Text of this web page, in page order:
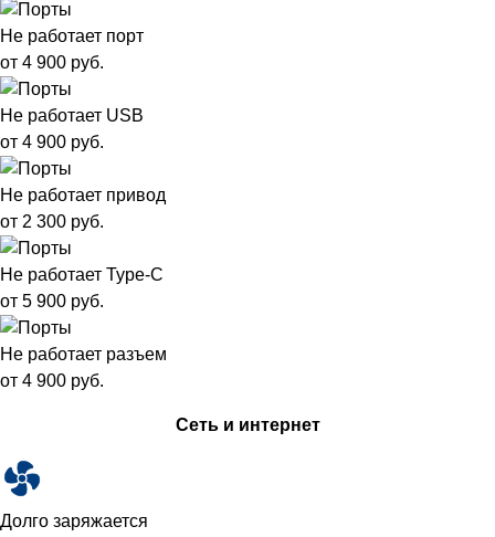
Не работает порт
от 4 900 руб.
Не работает USB
от 4 900 руб.
Не работает привод
от 2 300 руб.
Не работает Type-C
от 5 900 руб.
Не работает разъем
от 4 900 руб.
Сеть и интернет
Долго заряжается